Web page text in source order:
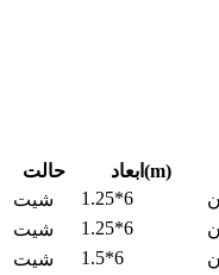
حالت ابعاد(m)
شیت 1.25*6
شیت 1.25*6
شیت 1.5*6